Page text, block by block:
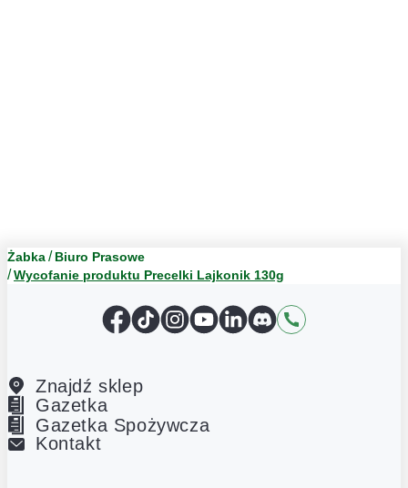
Żabka
Biuro Prasowe
Wycofanie produktu Precelki Lajkonik 130g
Facebook
TikTokInstagram
YouTubeLinkedIn
Discord
Znajdź sklep
Gazetka
Gazetka Spożywcza
Kontakt